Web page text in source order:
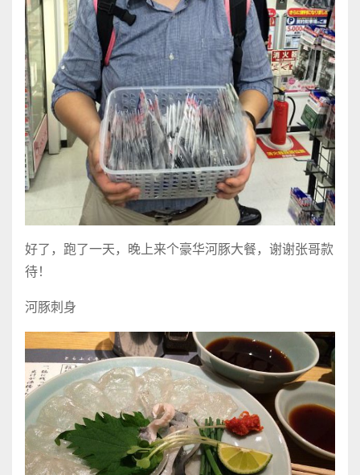
好了，跑了一天，晚上来个豪华河豚大餐，谢谢张哥款
待！
河豚刺身